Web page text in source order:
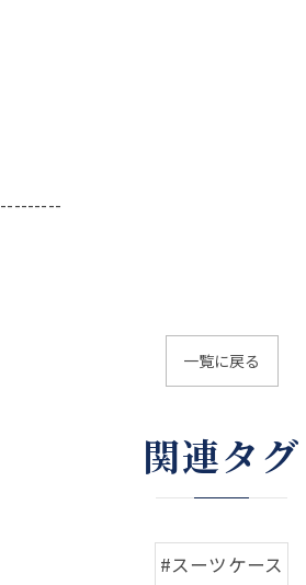
一覧に戻る
関連タグ
#スーツケース